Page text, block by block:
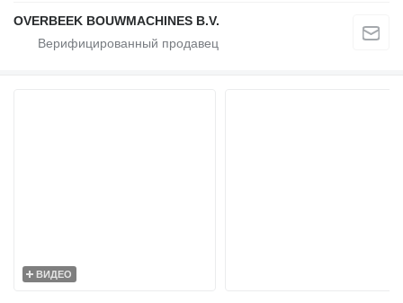
OVERBEEK BOUWMACHINES B.V.
ВИДЕО